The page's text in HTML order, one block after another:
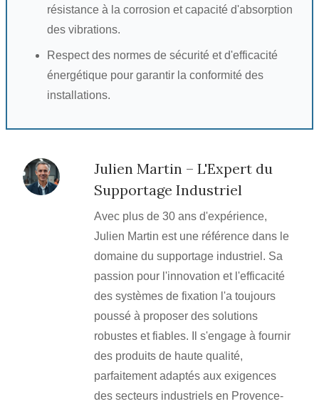
résistance à la corrosion et capacité d'absorption
des vibrations.
Respect des normes de sécurité et d'efficacité
énergétique pour garantir la conformité des
installations.
Julien Martin – L'Expert du
Supportage Industriel
Avec plus de 30 ans d'expérience,
Julien Martin est une référence dans le
domaine du supportage industriel. Sa
passion pour l'innovation et l'efficacité
des systèmes de fixation l'a toujours
poussé à proposer des solutions
robustes et fiables. Il s'engage à fournir
des produits de haute qualité,
parfaitement adaptés aux exigences
des secteurs industriels en Provence-